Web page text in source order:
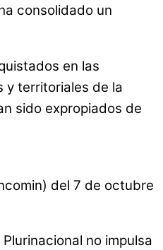
consolidado un
en las
y territoriales de la
sido expropiados de
del 7 de octubre
no impulsa